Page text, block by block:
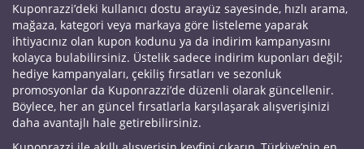
Kuponrazzi’deki kullanıcı dostu arayüz sayesinde, hızlı arama,
mağaza, kategori veya markaya göre listeleme yaparak
ihtiyacınız olan kupon kodunu ya da indirim kampanyasını
kolayca bulabilirsiniz. Üstelik sadece indirim kuponları değil;
hediye kampanyaları, çekiliş fırsatları ve sezonluk
promosyonlar da Kuponrazzi’de düzenli olarak güncellenir.
Böylece, her an güncel fırsatlarla karşılaşarak alışverişinizi
daha avantajlı hale getirebilirsiniz.